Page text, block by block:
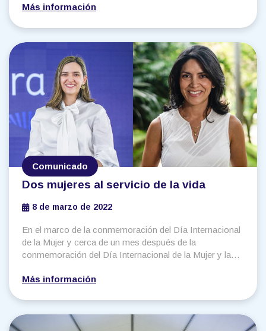
promuevan el bienestar común. Es por esto que, para
Más información
Comunicado
Dos mujeres al servicio de la vida
8 de marzo de 2022
En el marco de la conmemoración del Día Internacional
de la Mujer y cerca de un mes después de la
conmemoración del Día Internacional de la Mujer y la
reivindicar la igualdad de género en los campos
Más información